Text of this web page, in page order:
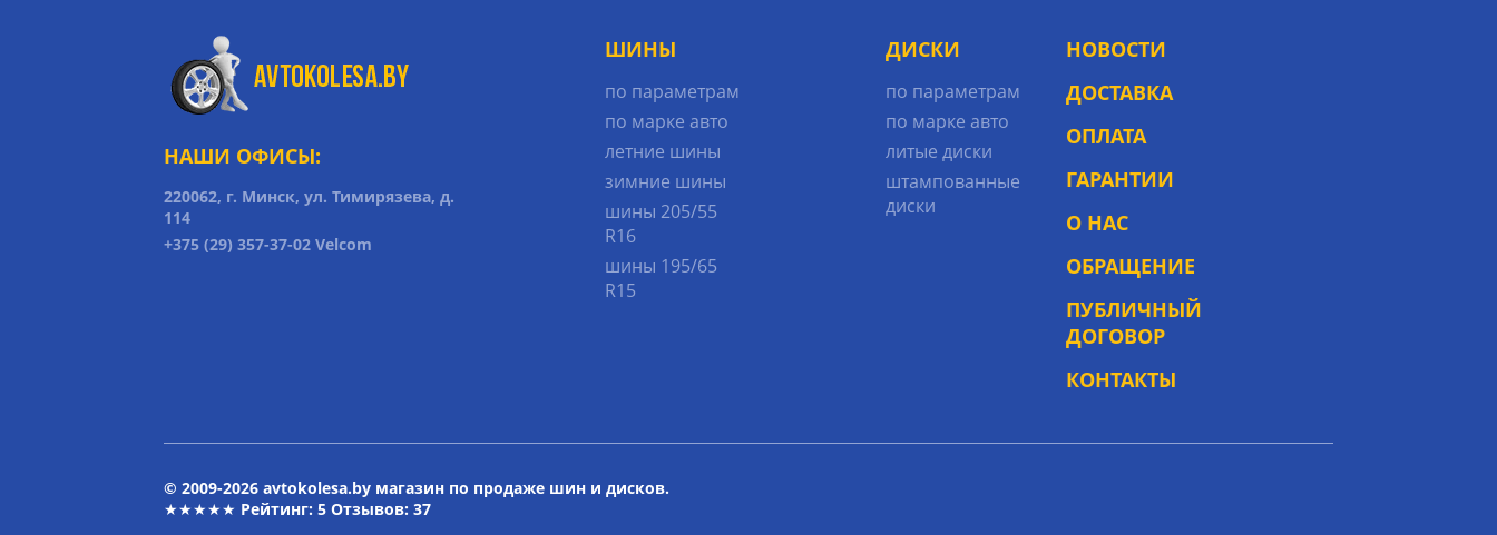
НАШИ ОФИСЫ:
220062, г. Минск, ул. Тимирязева, д.
114
+375 (29) 357-37-02 Velcom
ШИНЫ
по параметрам
по марке авто
летние шины
зимние шины
шины 205/55
R16
шины 195/65
R15
ДИСКИ
по параметрам
по марке авто
литые диски
штампованные
диски
НОВОСТИ
ДОСТАВКА
ОПЛАТА
ГАРАНТИИ
О НАС
ОБРАЩЕНИЕ
ПУБЛИЧНЫЙ
ДОГОВОР
КОНТАКТЫ
© 2009-2026 avtokolesa.by магазин по продаже шин и дисков.
★★★★★ Рейтинг: 5 Отзывов: 37